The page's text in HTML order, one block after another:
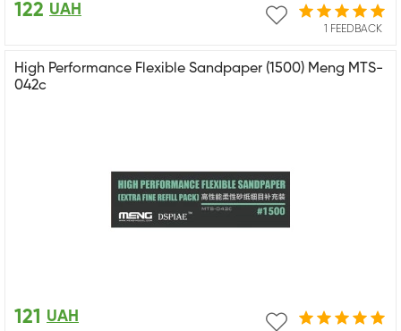
1 FEEDBACK
122 UAH
High Performance Flexible Sandpaper (1500) Meng MTS-
042c
121 UAH